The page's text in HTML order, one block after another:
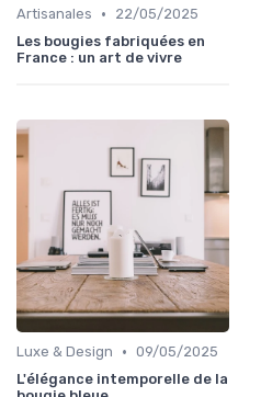
Artisanales •
22/05/2025
Les bougies fabriquées en
France : un art de vivre
Luxe & Design • 09/05/2025
L'élégance intemporelle de la